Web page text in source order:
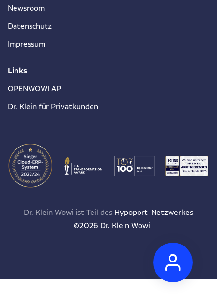
Wir
sind
Newsroom
Datenschutz
Impressum
Links
OPENWOWI API
Dr. Klein für Privatkunden
Dr. Klein Wowi ist Teil des Hypoport-Netzwerkes
©2026 Dr. Klein Wowi